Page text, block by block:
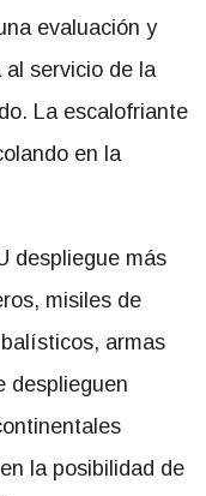
evaluación y
servicio de la
La escalofriante
en la
despliegue más
misiles de
armas
desplieguen
la posibilidad de